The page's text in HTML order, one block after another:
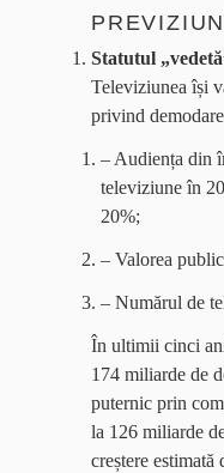
Statutul
Televiziunea își
privind
– Audiența din
televiziune în
20%;
– Valorea
– Numărul de
În ultimii cinci
174 miliarde de
puternic prin
la 126 miliarde
creștere